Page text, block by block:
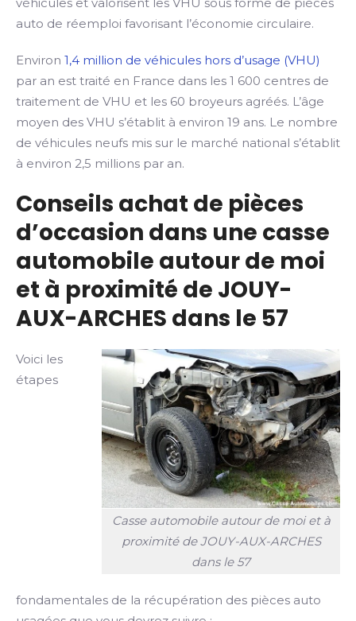
auto de réemploi favorisant l’économie circulaire.
Environ 1,4 million de véhicules hors d’usage (VHU)
par an est traité en France dans les 1 600 centres de
traitement de VHU et les 60 broyeurs agréés. L’âge
moyen des VHU s’établit à environ 19 ans. Le nombre
de véhicules neufs mis sur le marché national s’établit
à environ 2,5 millions par an.
Conseils achat de pièces
d’occasion dans une casse
automobile autour de moi
et à proximité de JOUY-
AUX-ARCHES dans le 57
Casse automobile autour de moi et à
proximité de JOUY-AUX-ARCHES
dans le 57
Voici les
étapes
fondamentales de la récupération des pièces auto